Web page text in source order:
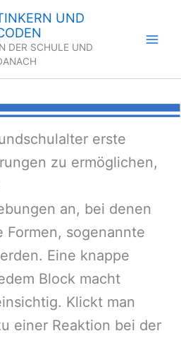
UND
DER SCHULE UND
erste
zu ermöglichen,
an, bei denen
Formen, sogenannte
Eine knappe
Block macht
Klickt man
einer Reaktion bei der